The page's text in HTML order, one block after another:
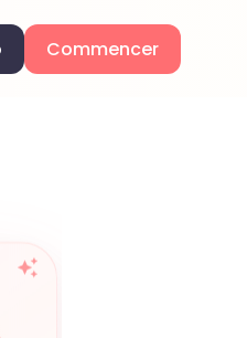
Commencer